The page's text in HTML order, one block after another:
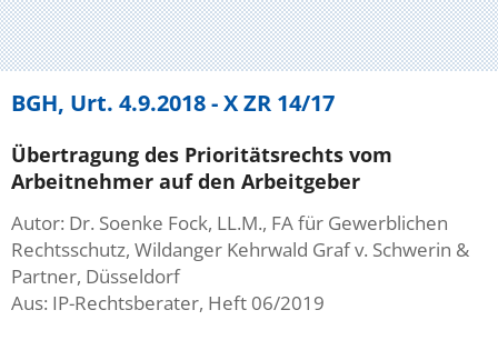
BGH, Urt. 4.9.2018 - X ZR 14/17
Übertragung des Prioritätsrechts vom
Arbeitnehmer auf den Arbeitgeber
Autor: Dr. Soenke Fock, LL.M., FA für Gewerblichen
Rechtsschutz, Wildanger Kehrwald Graf v. Schwerin &
Partner, Düsseldorf
Aus: IP-Rechtsberater, Heft 06/2019